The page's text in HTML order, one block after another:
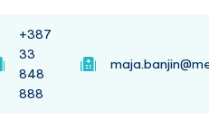
+387
33
848
888